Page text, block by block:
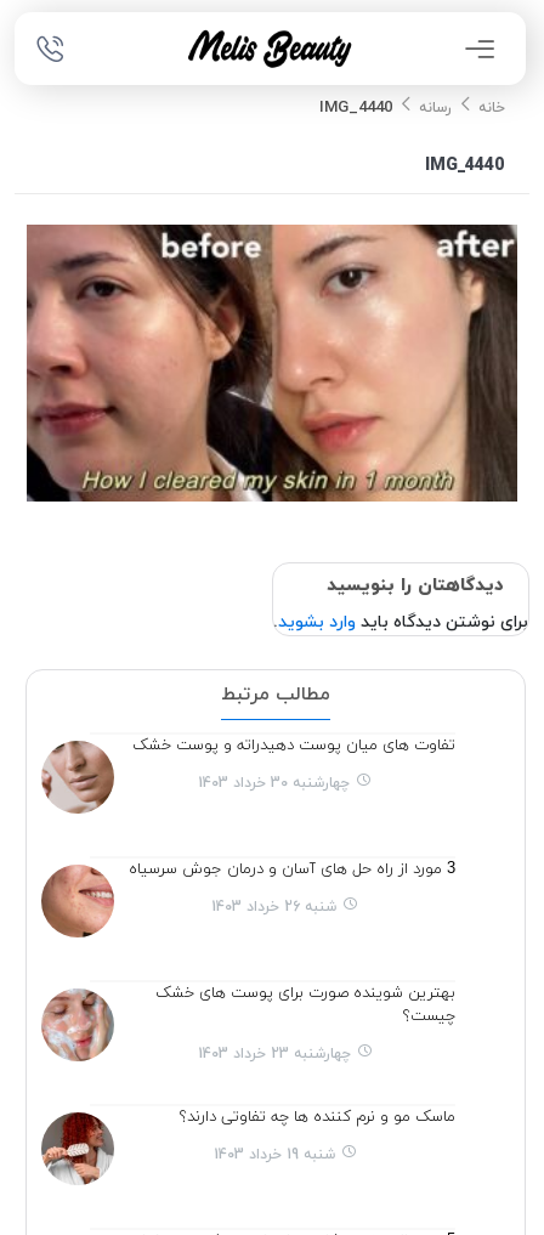
خانه رسانه IMG_4440
IMG_4440
دیدگاهتان را بنویسید
برای نوشتن دیدگاه باید وارد بشوید.
مطالب مرتبط
تفاوت های میان پوست دهیدراته و پوست خشک
چهارشنبه 30 خرداد 1403
3 مورد از راه حل های آسان و درمان جوش سرسیاه
شنبه 26 خرداد 1403
بهترین شوینده صورت برای پوست های خشک
چیست؟
چهارشنبه 23 خرداد 1403
ماسک مو و نرم کننده ها چه تفاوتی دارند؟
شنبه 19 خرداد 1403